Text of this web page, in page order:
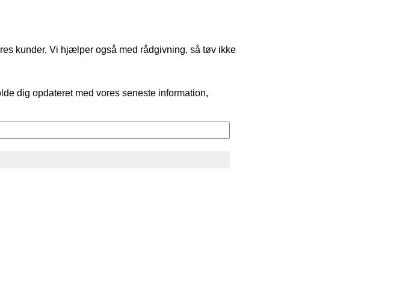
kunder. Vi hjælper også med rådgivning, så tøv ikke
dig opdateret med vores seneste information,